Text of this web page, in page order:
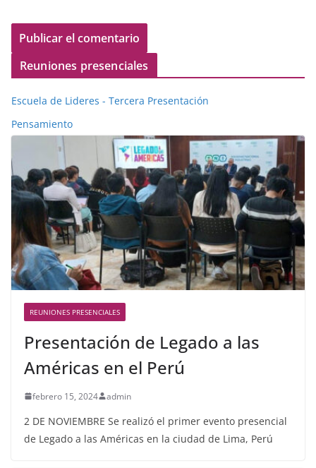
Reuniones presenciales
Escuela de Lideres - Tercera Presentación
Pensamiento
REUNIONES PRESENCIALES
Presentación de Legado a las
Américas en el Perú
febrero 15, 2024 admin
2 DE NOVIEMBRE Se realizó el primer evento presencial
de Legado a las Américas en la ciudad de Lima, Perú